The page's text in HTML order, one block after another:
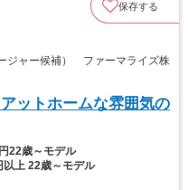
保存する
ジャー候補） ファーマライズ株
ットホームな雰囲気の
22歳～モデル
以上 22歳～モデル